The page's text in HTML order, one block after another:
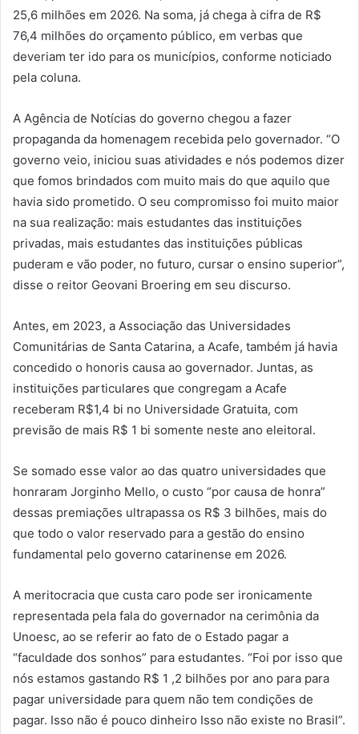
25,6 milhões em 2026. Na soma, já chega à cifra de R$
76,4 milhões do orçamento público, em verbas que
deveriam ter ido para os municípios, conforme noticiado
pela coluna.
A Agência de Notícias do governo chegou a fazer
propaganda da homenagem recebida pelo governador. “O
governo veio, iniciou suas atividades e nós podemos dizer
que fomos brindados com muito mais do que aquilo que
havia sido prometido. O seu compromisso foi muito maior
na sua realização: mais estudantes das instituições
privadas, mais estudantes das instituições públicas
puderam e vão poder, no futuro, cursar o ensino superior”,
disse o reitor Geovani Broering em seu discurso.
Antes, em 2023, a Associação das Universidades
Comunitárias de Santa Catarina, a Acafe, também já havia
concedido o honoris causa ao governador. Juntas, as
instituições particulares que congregam a Acafe
receberam R$1,4 bi no Universidade Gratuita, com
previsão de mais R$ 1 bi somente neste ano eleitoral.
Se somado esse valor ao das quatro universidades que
honraram Jorginho Mello, o custo “por causa de honra”
dessas premiações ultrapassa os R$ 3 bilhões, mais do
que todo o valor reservado para a gestão do ensino
fundamental pelo governo catarinense em 2026.
A meritocracia que custa caro pode ser ironicamente
representada pela fala do governador na cerimônia da
Unoesc, ao se referir ao fato de o Estado pagar a
“faculdade dos sonhos” para estudantes. “Foi por isso que
nós estamos gastando R$ 1 ,2 bilhões por ano para para
pagar universidade para quem não tem condições de
pagar. Isso não é pouco dinheiro Isso não existe no Brasil”.